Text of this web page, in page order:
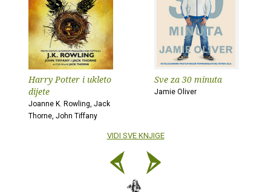
Harry Potter i ukleto
dijete
Joanne K. Rowling, Jack
Thorne, John Tiffany
Sve za 30 minuta
Jamie Oliver
VIDI SVE KNJIGE